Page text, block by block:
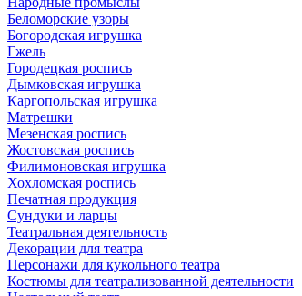
Беломорские узоры
Богородская игрушка
Гжель
Городецкая роспись
Дымковская игрушка
Каргопольская игрушка
Матрешки
Мезенская роспись
Жостовская роспись
Филимоновская игрушка
Хохломская роспись
Печатная продукция
Сундуки и ларцы
Театральная деятельность
Декорации для театра
Персонажи для кукольного театра
Костюмы для театрализованной деятельности